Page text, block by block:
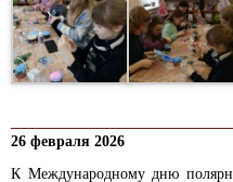
26 февраля 2026
К Международному дню